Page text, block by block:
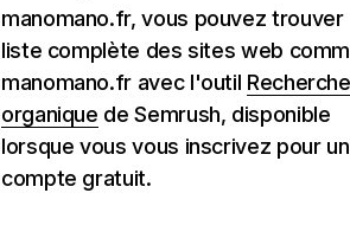
manomano.fr, vous pouvez trouver
liste complète des sites web
manomano.fr avec l'outil Recherche
organique de Semrush, disponible
lorsque vous vous inscrivez pour un
compte gratuit.